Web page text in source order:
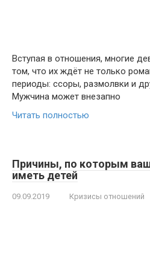
Вступая в отношения, многие
том, что их ждёт не только
периоды: ссоры, размолвки и
Мужчина может внезапно
Читать полностью
Причины, по которым
иметь детей
09.09.2019 Кризисы отношений